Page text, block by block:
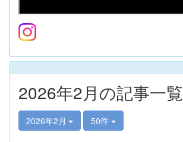
2026年2月の記事一覧
2026年2月 50件